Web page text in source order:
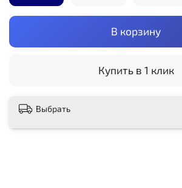
В корзину
Купить в 1 клик
Выбрать